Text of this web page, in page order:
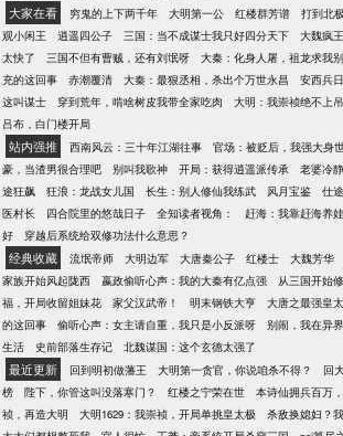
大家在看 穷鬼的上下两千年 大明第一公 红楼群芳谱 打到北
观小闲王
逍遥四公子 三国：当不成谋士我只好四分天下 大魏疯王
太快了
三国不但有曹贼，还有刘氓呀 大秦：化身人屠，祖龙求我
充的这回事
赤潮覆清 大秦：最狠丞相，杀出个万世永昌 安西兵
这叫谋士
穿到荒年，啃啥树皮我带全家吃肉 大明：我崇祯绝不上吊
吕布，白门楼开局
站内强推 西南风云：三十年江湖往事 官场：被贬后，我强大身
豪，当渣男很合理吧
别叫我歌神 开局：获得逍遥派传承 老婆冷
途狂飙
狂浪：龙战女儿国 长生：别人修仙我练武 风月宝鉴 仕
医村长
四合院里的悠哉日子 全知读者视角： 赶海：我靠赶海养娃
好
穿越后系统给双修功法什么意思？
经典收藏 流氓帝师 大明边军 大唐秦公子 红楼士 大魏芳华
家族开始风起陇西
嬴政偷听心声：我的大秦有亿点强 从三国开始
福，开局收留姐妹花
家父汉武帝！ 明末钢铁大亨 大唐之最强皇
的这回事
偷听心声：女主请自重，我只是小反派呀 别闹，我在异
生活
史前部落生存记 北魏谋国：这个玄德太强了
最近更新 回到明初做藩王 大明第一贪官，你说咱杀不得？ 回
榜
陛下，你管这叫没落寒门？ 红楼之宁荣在世 本诗仙拥兵百万
祯，再造大明
大明1629：我崇祯，开局单挑皇太极 杀敌换媳妇？